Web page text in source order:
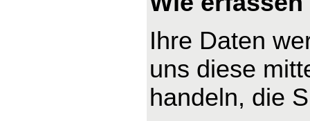
Ihre Daten
uns diese
handeln, die